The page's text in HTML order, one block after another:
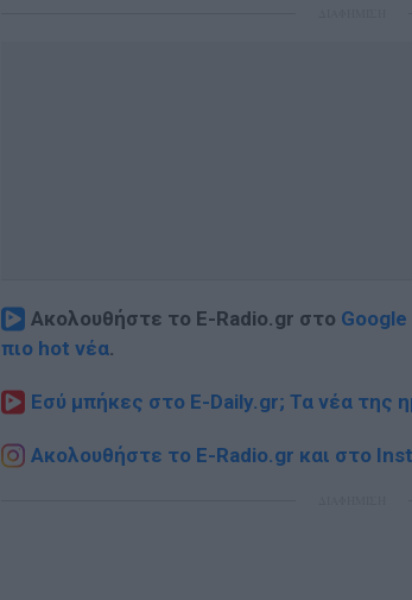
Ακολουθήστε το E-Radio.gr στο Google
πιο hot νέα.
Εσύ μπήκες στο E-Daily.gr; Τα νέα της
Ακολουθήστε το E-Radio.gr και στο